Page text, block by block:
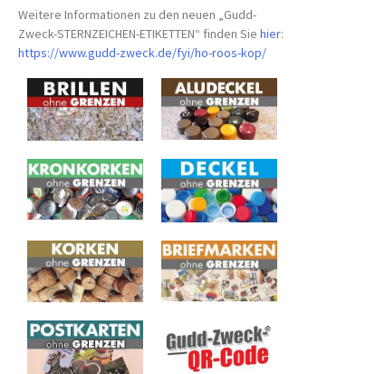
Weitere Informationen zu den neuen „Gudd-
Zweck-STERNZEICHEN-ETIKETTEN“ finden Siehier:
https://www.gudd-zweck.de/fyi/ho-roos-kop/